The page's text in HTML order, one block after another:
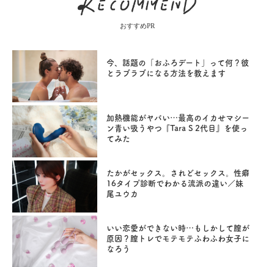
おすすめPR
今、話題の「おふろデート」って何？彼
とラブラブになる方法を教えます
加熱機能がヤバい…最高のイカせマシー
ン青い吸うやつ『Tara S 2代目』を使っ
てみた
たかがセックス。されどセックス。性癖
16タイプ診断でわかる流派の違い／妹
尾ユウカ
いい恋愛ができない時…もしかして膣が
原因？膣トレでモテモテふわふわ女子に
なろう